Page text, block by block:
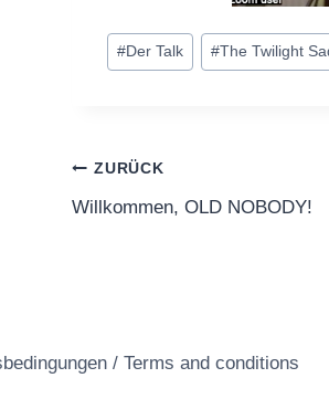
Schlagworte:
#Der Talk #The Twilight
ZURÜCK
Willkommen, OLD NOBODY!
/ Terms and conditions